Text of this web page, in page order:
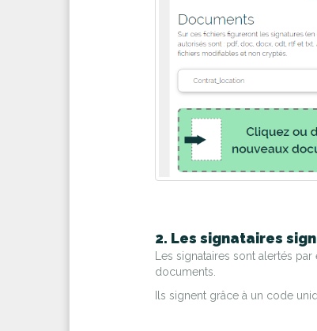
2. Les signataires
Les signataires sont alertés
documents.
Ils signent grâce à un code